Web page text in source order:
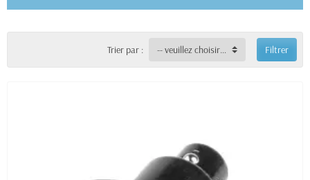
Trier par : -- veuillez choisir -- Filtrer